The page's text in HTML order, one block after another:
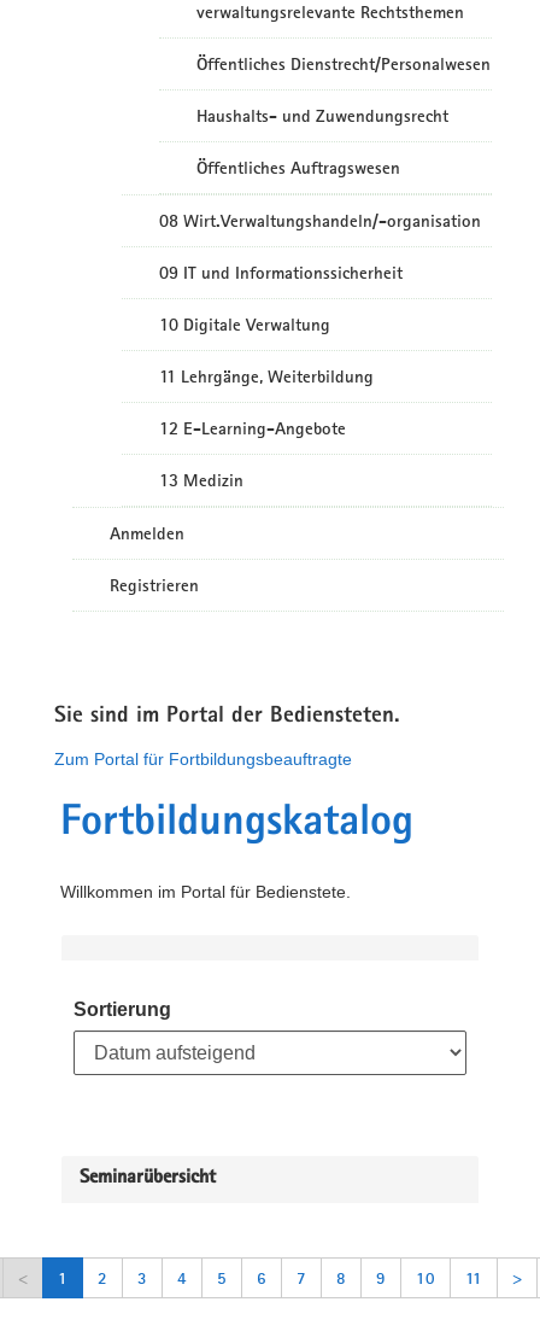
verwaltungsrelevante Rechtsthemen
Öffentliches Dienstrecht/Personalwesen
Haushalts- und Zuwendungsrecht
Öffentliches Auftragswesen
08 Wirt.Verwaltungshandeln/-organisation
09 IT und Informationssicherheit
10 Digitale Verwaltung
11 Lehrgänge, Weiterbildung
12 E-Learning-Angebote
13 Medizin
Anmelden
Registrieren
Sie sind im Portal der Bediensteten.
Zum Portal für Fortbildungsbeauftragte
Fortbildungskatalog
Willkommen im Portal für Bedienstete.
Sortierung
Seminarübersicht
< 1 2 3 4 5 6 7 8 9 10 11 >